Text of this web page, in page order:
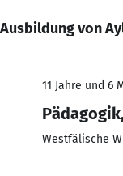
Ausbildung von
11 Jahre und 6
Westfälische